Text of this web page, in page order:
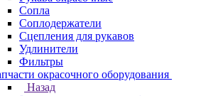
Сопла
Соплодержатели
Сцепления для рукавов
Удлинители
Фильтры
окрасочного оборудования
Назад